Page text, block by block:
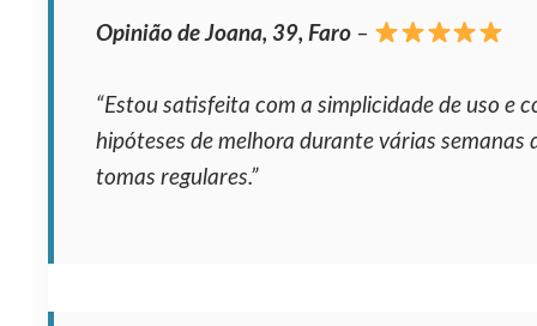
Opinião de Joana, 39, Faro –
“Estou satisfeita com a simplicidade de uso e
hipóteses de melhora durante várias semanas
tomas regulares.”